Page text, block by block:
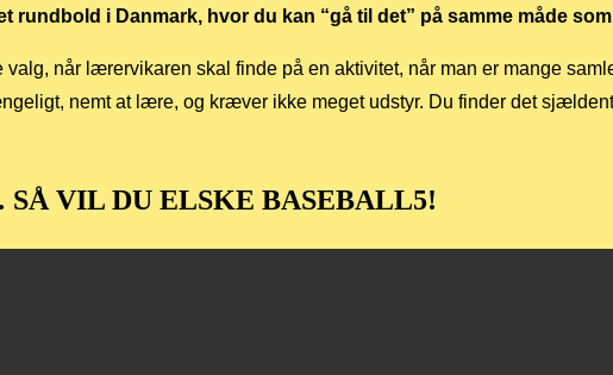
rundbold i Danmark, hvor du kan “gå til det” på samme måde
når lærervikaren skal finde på en aktivitet, når man er mange
nemt at lære, og kræver ikke meget udstyr. Du finder det
VIL DU ELSKE BASEBALL5!